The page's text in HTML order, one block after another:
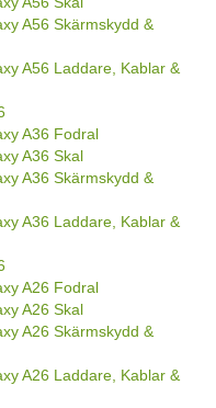
A56 Skärmskydd &
A56 Laddare, Kablar &
A36 Fodral
A36 Skal
A36 Skärmskydd &
A36 Laddare, Kablar &
A26 Fodral
A26 Skal
A26 Skärmskydd &
A26 Laddare, Kablar &